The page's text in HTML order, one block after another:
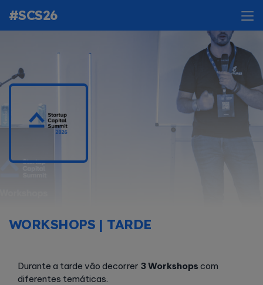
#SCS26
WORKSHOPS | TARDE
Durante a tarde vão decorrer 3 Workshopscom
diferentes temáticas.